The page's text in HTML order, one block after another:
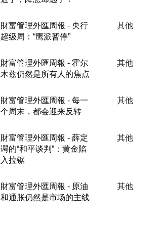
財富管理外匯周報 - 央行
超级周：“鹰派暂停”
其他
財富管理外匯周報 - 霍尔
木兹仍然是所有人的焦点
其他
財富管理外匯周報 - 每一
个周末，都会迎来反转
其他
財富管理外匯周報 - 薛定
谔的“和平谈判”：黄金陷
入拉锯
其他
財富管理外匯周報 - 原油
和通胀仍然是市场的主线
其他